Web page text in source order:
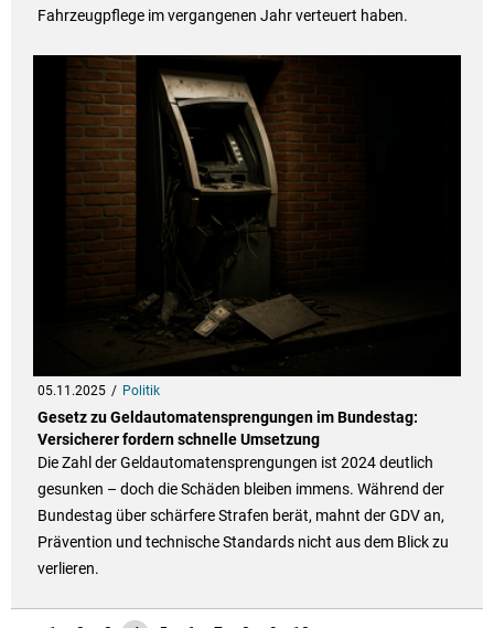
Fahrzeugpflege im vergangenen Jahr verteuert haben.
05.11.2025 Politik
Gesetz zu Geldautomatensprengungen im Bundestag:
Versicherer fordern schnelle Umsetzung
Die Zahl der Geldautomatensprengungen ist 2024 deutlich
gesunken – doch die Schäden bleiben immens. Während der
Bundestag über schärfere Strafen berät, mahnt der GDV an,
Prävention und technische Standards nicht aus dem Blick zu
verlieren.